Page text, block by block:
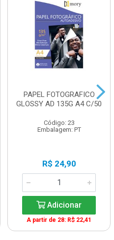
PAPEL FOTOGRAFICO
GLOSSY AD 135G A4 C/50
Código: 23
Embalagem: PT
R$ 24,90
Adicionar
A partir de 28: R$ 22,41